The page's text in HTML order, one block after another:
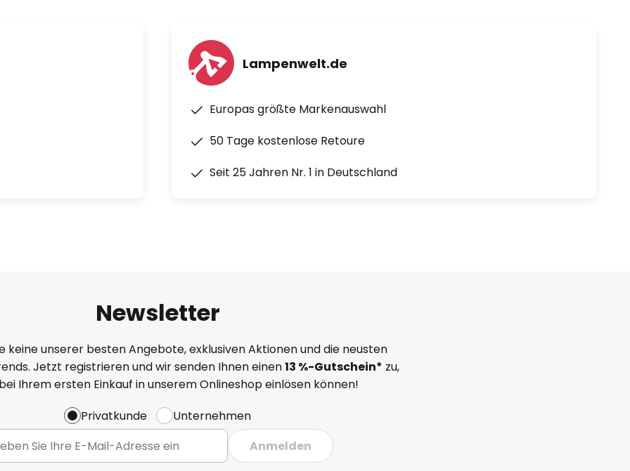
Lampenwelt.de
Europas größte Markenauswahl
50 Tage kostenlose Retoure
Seit 25 Jahren Nr. 1 in Deutschland
Newsletter
keine unserer besten Angebote, exklusiven Aktionen und die neusten
Jetzt registrieren und wir senden Ihnen einen13 %-Gutschein* zu,
Ihrem ersten Einkauf in unserem Onlineshop einlösen können!
Privatkunde
Unternehmen
Anmelden